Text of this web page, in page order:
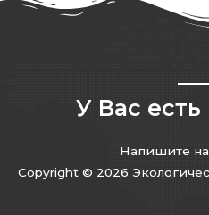
У Вас
Напишите
Copyright © 2026